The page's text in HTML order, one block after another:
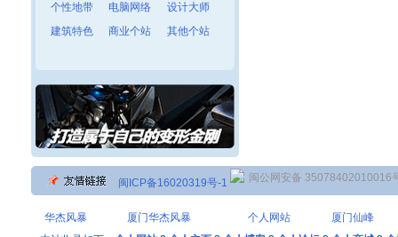
个性地带
电脑网络
设计大师
建筑特色
商业个站 其他个站
闽ICP备16020319号-1 闽公网安备 35078402010016
华杰风暴 厦门华杰风暴 个人网站
厦门仙峰